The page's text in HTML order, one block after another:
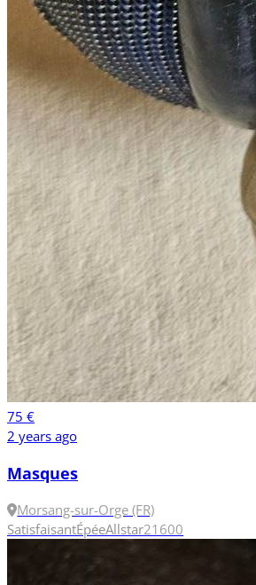
75 €
2 years ago
Masques
Morsang-sur-Orge (FR)
SatisfaisantÉpéeAllstar21600